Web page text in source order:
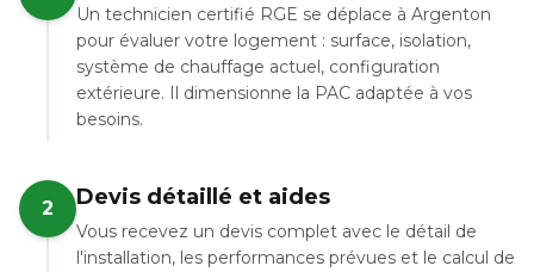
Un technicien certifié RGE se déplace à Argenton
pour évaluer votre logement : surface, isolation,
système de chauffage actuel, configuration
extérieure. Il dimensionne la PAC adaptée à vos
besoins.
2 Devis détaillé et aides
Vous recevez un devis complet avec le détail de
l'installation, les performances prévues et le calcul de